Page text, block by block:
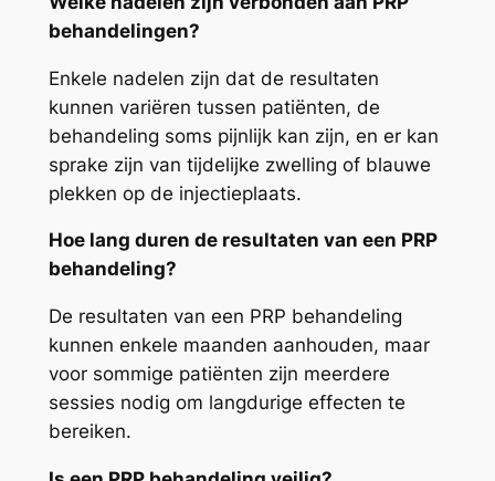
behandelingen?
Enkele nadelen zijn dat de resultaten
kunnen variëren tussen patiënten, de
behandeling soms pijnlijk kan zijn, en er kan
sprake zijn van tijdelijke zwelling of blauwe
plekken op de injectieplaats.
Hoe lang duren de resultaten van een PRP
behandeling?
De resultaten van een PRP behandeling
kunnen enkele maanden aanhouden, maar
voor sommige patiënten zijn meerdere
sessies nodig om langdurige effecten te
bereiken.